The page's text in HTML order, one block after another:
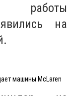
работы
на
машины McLaren